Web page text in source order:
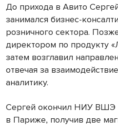
До прихода в Авито
занимался бизнес-
розничного сектора.
директором по продукту
затем возглавил
отвечая за
аналитику.
Сергей окончил НИУ ВШЭ
в Париже, получив две